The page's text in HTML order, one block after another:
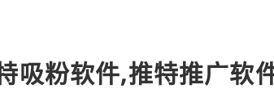
吸粉软件,推特推广软